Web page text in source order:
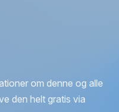
om denne og alle
den helt gratis via